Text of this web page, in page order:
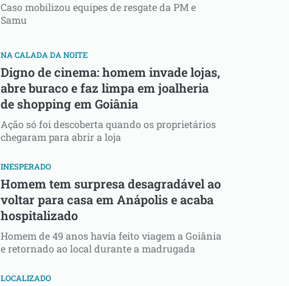
Caso mobilizou equipes de resgate da PM e
Samu
NA CALADA DA NOITE
Digno de cinema: homem invade lojas,
abre buraco e faz limpa em joalheria
de shopping em Goiânia
Ação só foi descoberta quando os proprietários
chegaram para abrir a loja
INESPERADO
Homem tem surpresa desagradável ao
voltar para casa em Anápolis e acaba
hospitalizado
Homem de 49 anos havia feito viagem a Goiânia
e retornado ao local durante a madrugada
LOCALIZADO